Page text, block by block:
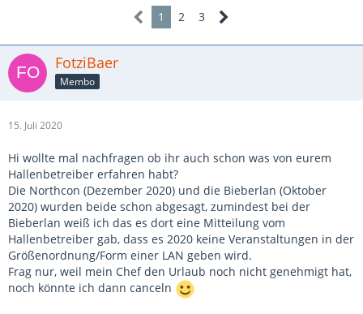
1 2 3
FotziBaer
Membo
15. Juli 2020
Hi wollte mal nachfragen ob ihr auch schon was von eurem
Hallenbetreiber erfahren habt?
Die Northcon (Dezember 2020) und die Bieberlan (Oktober
2020) wurden beide schon abgesagt, zumindest bei der
Bieberlan weiß ich das es dort eine Mitteilung vom
Hallenbetreiber gab, dass es 2020 keine Veranstaltungen in der
Größenordnung/Form einer LAN geben wird.
Frag nur, weil mein Chef den Urlaub noch nicht genehmigt hat,
noch könnte ich dann canceln